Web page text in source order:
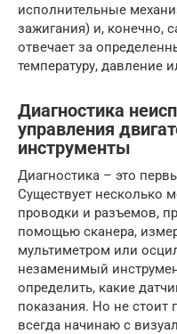
исполнительные
зажигания) и, конечно,
отвечает за
температуру, давление
Диагностика
управления
инструменты
Диагностика – это
Существует несколько
проводки и разъемов,
помощью сканера,
мультиметром или
незаменимый
определить, какие
показания. Но не стоит
всегда начинаю с